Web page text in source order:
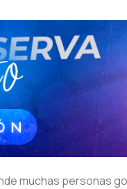
muchas personas